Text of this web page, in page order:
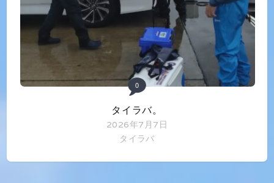
0
タイラバ。
2026年7月7日
タイラバ